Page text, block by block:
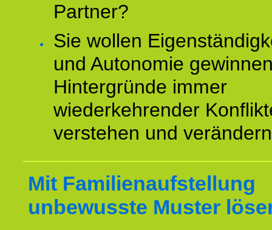
Partner?
Sie wollen
und Autonomie
Hintergründe immer
wiederkehrender
verstehen und
Mit Familienaufstellung
unbewusste Muster